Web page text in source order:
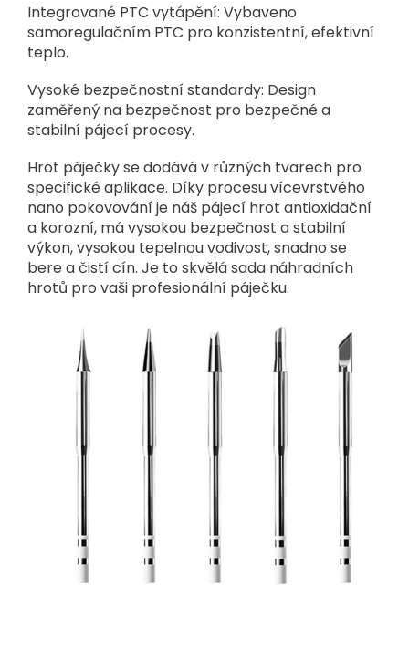
Integrované PTC vytápění: Vybaveno
samoregulačním PTC pro konzistentní, efektivní
teplo.
Vysoké bezpečnostní standardy: Design
zaměřený na bezpečnost pro bezpečné a
stabilní pájecí procesy.
Hrot páječky se dodává v různých tvarech pro
specifické aplikace. Díky procesu vícevrstvého
nano pokovování je náš pájecí hrot antioxidační
a korozní, má vysokou bezpečnost a stabilní
výkon, vysokou tepelnou vodivost, snadno se
bere a čistí cín. Je to skvělá sada náhradních
hrotů pro vaši profesionální páječku.